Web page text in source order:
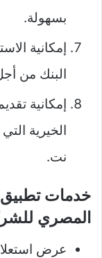
بسهولة.
إمكانية
البنك من
إمكانية
الخيرية
نت.
المصري
عرض